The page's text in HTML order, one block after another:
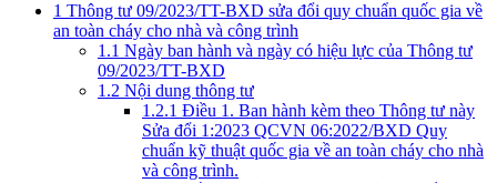
1 Thông tư 09/2023/TT-BXD sửa đổi quy chuẩn quốc gia về
an toàn cháy cho nhà và công trình
1.1 Ngày ban hành và ngày có hiệu lực của Thông tư
09/2023/TT-BXD
1.2 Nội dung thông tư
1.2.1 Điều 1. Ban hành kèm theo Thông tư này
Sửa đổi 1:2023 QCVN 06:2022/BXD Quy
chuẩn kỹ thuật quốc gia về an toàn cháy cho nhà
và công trình.